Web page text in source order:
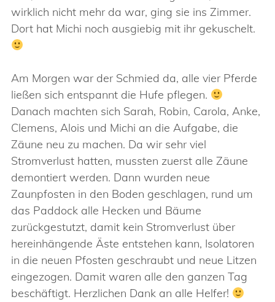
wirklich nicht mehr da war, ging sie ins Zimmer.
Dort hat Michi noch ausgiebig mit ihr gekuschelt.
Am Morgen war der Schmied da, alle vier Pferde
ließen sich entspannt die Hufe pflegen.
Danach machten sich Sarah, Robin, Carola, Anke,
Clemens, Alois und Michi an die Aufgabe, die
Zäune neu zu machen. Da wir sehr viel
Stromverlust hatten, mussten zuerst alle Zäune
demontiert werden. Dann wurden neue
Zaunpfosten in den Boden geschlagen, rund um
das Paddock alle Hecken und Bäume
zurückgestutzt, damit kein Stromverlust über
hereinhängende Äste entstehen kann, Isolatoren
in die neuen Pfosten geschraubt und neue Litzen
eingezogen. Damit waren alle den ganzen Tag
beschäftigt. Herzlichen Dank an alle Helfer!